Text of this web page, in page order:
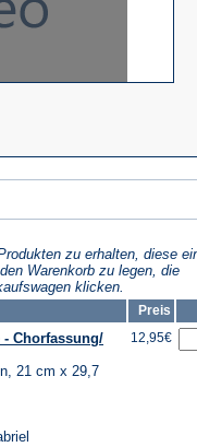
zu erhalten, diese
Warenkorb zu legen, die
klicken.
Preis
- Chorfassung/
21 cm x 29,7
12,95€